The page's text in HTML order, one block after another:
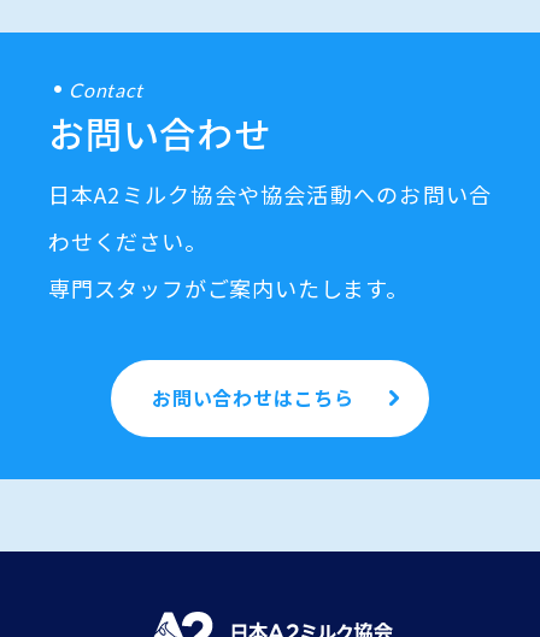
Contact
お問い合わせ
日本A2ミルク協会や協会活動へのお問い合
わせください。
専門スタッフがご案内いたします。
お問い合わせはこちら